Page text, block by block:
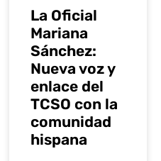
La Oficial
Mariana
Sánchez:
Nueva voz y
enlace del
TCSO con la
comunidad
hispana